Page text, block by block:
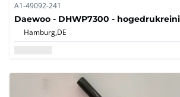
A1-49092-241
Daewoo - DHWP7300 -
Hamburg,DE